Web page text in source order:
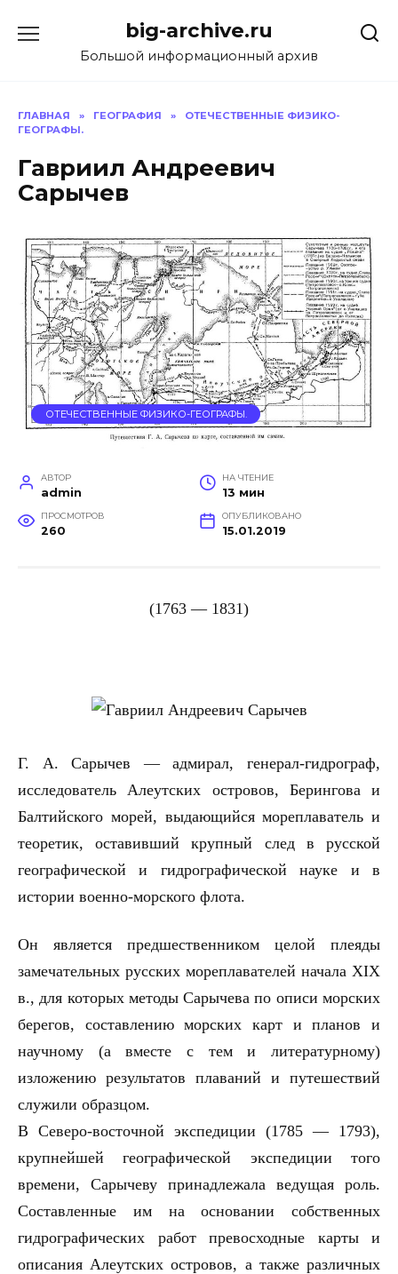
содержанию
big-archive.ru
Большой информационный архив
ГЛАВНАЯ » ГЕОГРАФИЯ »
ОТЕЧЕСТВЕННЫЕ ФИЗИКО-
ГЕОГРАФЫ.
Гавриил Андреевич
Сарычев
ОТЕЧЕСТВЕННЫЕ ФИЗИКО-ГЕОГРАФЫ.
АВТОР
admin
НА ЧТЕНИЕ
13 мин
ПРОСМОТРОВ
260
ОПУБЛИКОВАНО
15.01.2019
(1763 —1831)
Г. А. Сарычев — адмирал, генерал-гидрограф,
исследователь Алеутских островов, Берингова и
Балтийского морей, выдающийся мореплаватель и
теоретик, оставивший крупный след в русской
географической и гидрографической науке и в
истории военно-морского флота.
Он является предшественником целой плеяды
замечательных русских мореплавателей начала XIX
в., для которых методы Сарычева по описи морских
берегов, составлению морских карт и планов и
научному (а вместе с тем и литературному)
изложению результатов плаваний и путешествий
служили образцом.
В Северо-восточной экспедиции (1785 — 1793),
крупнейшей географической экспедиции того
времени, Сарычеву принадлежала ведущая роль.
Составленные им на основании собственных
гидрографических работ превосходные карты и
описания Алеутских островов, а также различных